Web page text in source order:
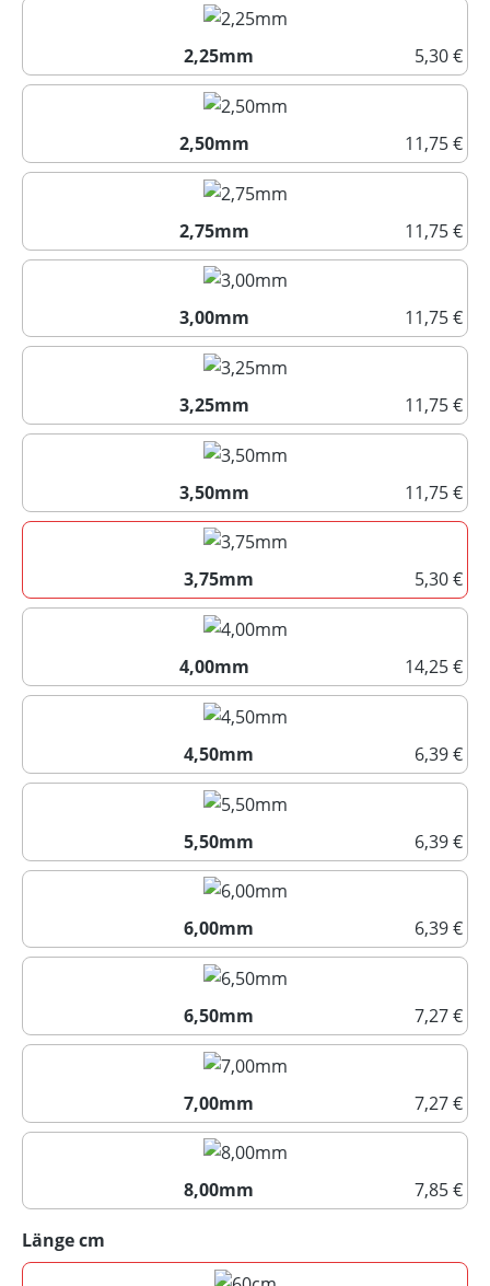
2,25mm
5,30 €
2,25mm
2,50mm
11,75 €
2,50mm
2,75mm
11,75 €
2,75mm
3,00mm
11,75 €
3,00mm
3,25mm
11,75 €
3,25mm
3,50mm
11,75 €
3,50mm
3,75mm
5,30 €
3,75mm
4,00mm
14,25 €
4,00mm
4,50mm
6,39 €
4,50mm
5,50mm
6,39 €
5,50mm
6,00mm
6,39 €
6,00mm
6,50mm
7,27 €
6,50mm
7,00mm
7,27 €
7,00mm
8,00mm
7,85 €
Länge cm